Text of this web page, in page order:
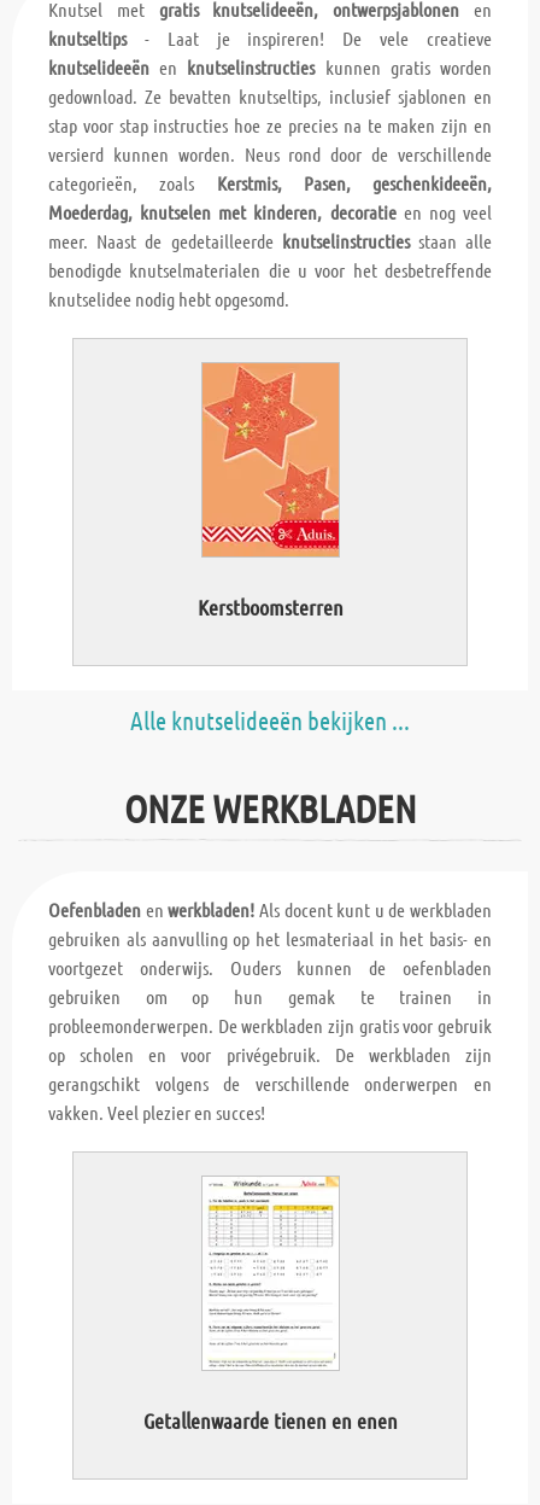
Knutsel met gratis knutselideeën, ontwerpsjablonen en
knutseltips- Laat je inspireren! De vele creatieve
knutselideeën en knutselinstructieskunnen gratis worden
gedownload. Ze bevatten knutseltips, inclusief sjablonen en
stap voor stap instructies hoe ze precies na te maken zijn en
versierd kunnen worden. Neus rond door de verschillende
categorieën, zoals Kerstmis, Pasen, geschenkideeën,
Moederdag, knutselen met kinderen, decoratieen nog veel
meer. Naast de gedetailleerde knutselinstructiesstaan alle
benodigde knutselmaterialen die u voor het desbetreffende
knutselidee nodig hebt opgesomd.
Kerstboomsterren
Alle knutselideeën bekijken ...
ONZE WERKBLADEN
Oefenbladen enwerkbladen! Als docent kunt u de werkbladen
gebruiken als aanvulling op het lesmateriaal in het basis- en
voortgezet onderwijs. Ouders kunnen de oefenbladen
gebruiken om op hun gemak te trainen in
probleemonderwerpen. De werkbladen zijn gratis voor gebruik
op scholen en voor privégebruik. De werkbladen zijn
gerangschikt volgens de verschillende onderwerpen en
vakken. Veel plezier en succes!
Getallenwaarde tienen en enen